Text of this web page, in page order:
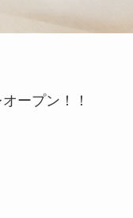
ープン！！